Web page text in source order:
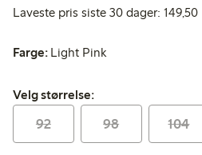
Laveste pris siste 30 dager: 149,50
Farge: Light Pink
Velg størrelse:
Velg størrelse:
92 98 104